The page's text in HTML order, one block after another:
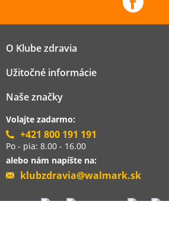
O Klube zdravia
Užitočné informácie
Naše značky
Volajte zadarmo:
+421 800 191 191
Po - pia: 8.00 - 16.00
alebo nám napíšte na:
klubzdravia@walmark.sk